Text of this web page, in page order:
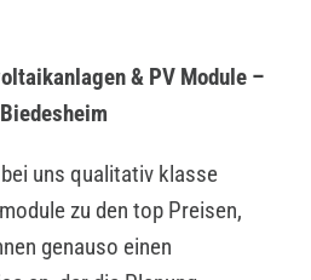
& PV Module –
uns qualitativ klasse
zu den top Preisen,
genauso einen